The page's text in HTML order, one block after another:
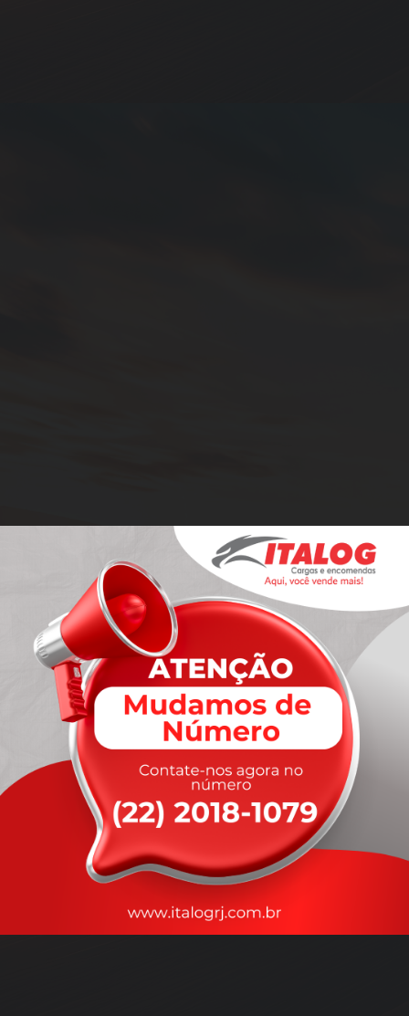
rapidez
que você precisa,
com a qualidade que vocêmerece.
Nossos motoristas são treinados para garantir a máxima
durante o transporte, com rastreamento em tempo real.